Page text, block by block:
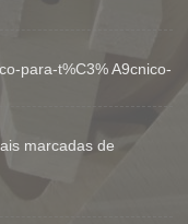
para-t%C3% A9cnico-
marcadas de